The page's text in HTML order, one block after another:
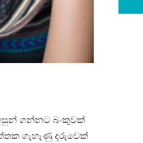
අසුන් ගන්නට බංකුවක්
ගැහැණු දරුවෙක්